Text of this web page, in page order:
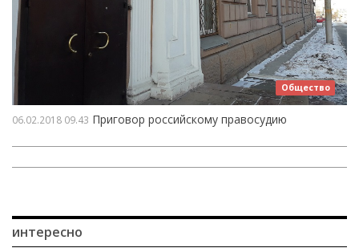
Общество
06.02.2018 09.43 Приговор российскому правосудию
интересно